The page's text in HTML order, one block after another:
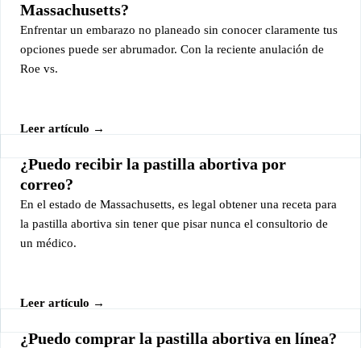
Massachusetts?
Enfrentar un embarazo no planeado sin conocer claramente tus
opciones puede ser abrumador. Con la reciente anulación de
Roe vs.
Leer artículo →
¿Puedo recibir la pastilla abortiva por
correo?
En el estado de Massachusetts, es legal obtener una receta para
la pastilla abortiva sin tener que pisar nunca el consultorio de
un médico.
Leer artículo →
¿Puedo comprar la pastilla abortiva en línea?